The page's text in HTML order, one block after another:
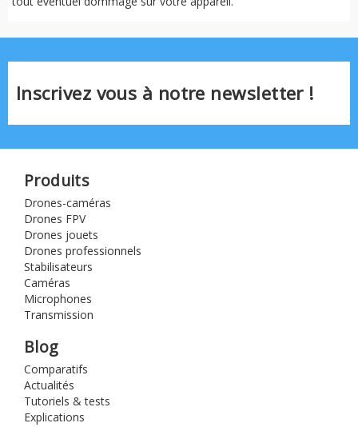
Inscrivez vous à notre newsletter !
Produits
Drones-caméras
Drones FPV
Drones jouets
Drones professionnels
Stabilisateurs
Caméras
Microphones
Transmission
Blog
Comparatifs
Actualités
Tutoriels & tests
Explications